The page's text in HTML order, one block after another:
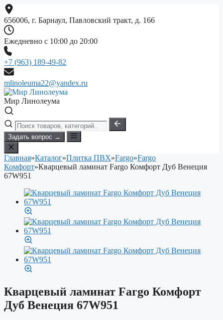
Перейти
к
содержимому
656006, г. Барнаул, Павловский тракт, д. 166
Ежедневно с 10:00 до 20:00
+7 (963) 189-49-82
mlinoleuma22@yandex.ru
Мир Линолеума
Задать вопрос →
Главная»Каталог»Плитка ПВХ»Fargo»Fargo
Комфорт»Кварцевый ламинат Fargo Комфорт Дуб Венеция
67W951
Кварцевый ламинат Fargo Комфорт
Дуб Венеция 67W951